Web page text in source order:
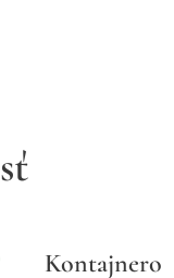
Kontajnero